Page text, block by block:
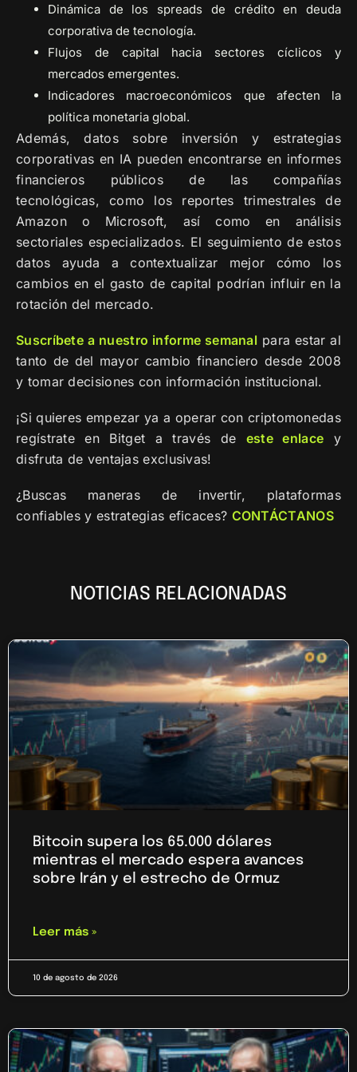
Dinámica de los spreads de crédito en deuda
corporativa de tecnología.
Flujos de capital hacia sectores cíclicos y
mercados emergentes.
Indicadores macroeconómicos que afecten la
política monetaria global.
Además, datos sobre inversión y estrategias
corporativas en IA pueden encontrarse en informes
financieros públicos de las compañías
tecnológicas, como los reportes trimestrales de
Amazon o Microsoft, así como en análisis
sectoriales especializados. El seguimiento de estos
datos ayuda a contextualizar mejor cómo los
cambios en el gasto de capital podrían influir en la
rotación del mercado.
Suscríbete a nuestro informe semanal para estar al
tanto de del mayor cambio financiero desde 2008
y tomar decisiones con información institucional.
¡Si quieres empezar ya a operar con criptomonedas
regístrate en Bitget a través de este enlace y
disfruta de ventajas exclusivas!
¿Buscas maneras de invertir, plataformas
confiables y estrategias eficaces? CONTÁCTANOS
NOTICIAS RELACIONADAS
Bitcoin supera los 65.000 dólares
mientras el mercado espera avances
sobre Irán y el estrecho de Ormuz
Leer más »
10 de agosto de 2026